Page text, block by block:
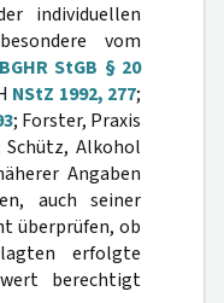
individuellen
vom
BGHR StGB § 20
NStZ 1992, 277;
; Forster, Praxis
Schütz, Alkohol
Angaben
auch seiner
überprüfen, ob
erfolgte
berechtigt